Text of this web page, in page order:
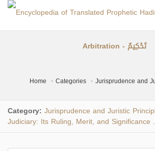
Arbitration - تَحْكِيمٌ
Home Categories Jurisprudence and
Category: Jurisprudence and Juristic
Judiciary: Its Ruling, Merit, and Significance